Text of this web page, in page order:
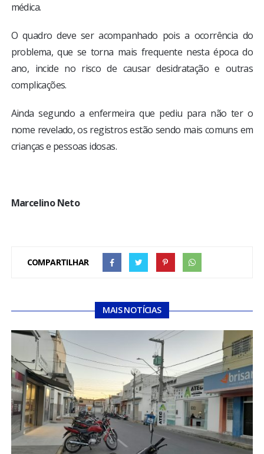
médica.
O quadro deve ser acompanhado pois a ocorrência do
problema, que se torna mais frequente nesta época do
ano, incide no risco de causar desidratação e outras
complicações.
Ainda segundo a enfermeira que pediu para não ter o
nome revelado, os registros estão sendo mais comuns em
crianças e pessoas idosas.
Marcelino Neto
COMPARTILHAR
MAIS NOTÍCIAS